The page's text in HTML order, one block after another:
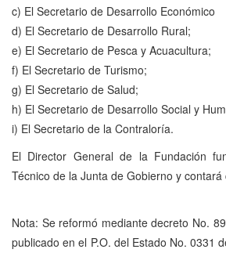
c) El Secretario de Desarrollo Económico
d) El Secretario de Desarrollo Rural;
e) El Secretario de Pesca y Acuacultura;
f) El Secretario de Turismo;
g) El Secretario de Salud;
h) El Secretario de Desarrollo Social y
i) El Secretario de la Contraloría.
El Director General de la Fundación
Técnico de la Junta de Gobierno y
Nota: Se reformó mediante decreto No.
publicado en el P.O. del Estado No. 0331